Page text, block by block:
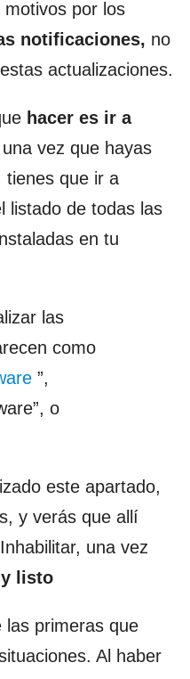
por los
notificaciones, no
actualizaciones.
hacer es ir a
vez que hayas
tienes que ir a
listado de todas las
en tu
las
como
”,
o
este apartado,
y verás que allí
una vez
listo
las primeras que
Al haber